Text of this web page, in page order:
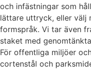
och infästningar som
lättare uttryck, eller välj
formspråk. Vi tar även
staket med
För offentliga miljöer
cortenstål och